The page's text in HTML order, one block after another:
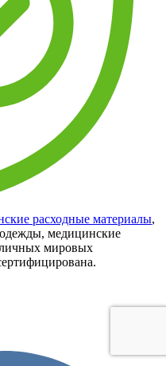
расходные материалы,
медицинские
мировых